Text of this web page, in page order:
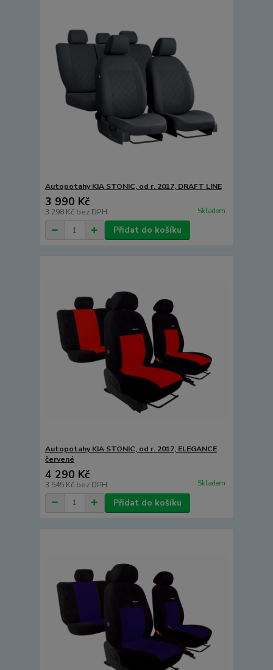
Autopotahy KIA STONIC, od r. 2017, DRAFT LINE
3 990 Kč
3 298 Kč bez DPH Skladem
Přidat do košíku
Autopotahy KIA STONIC, od r. 2017, ELEGANCE
červené
4 290 Kč
3 545 Kč bez DPH Skladem
Přidat do košíku